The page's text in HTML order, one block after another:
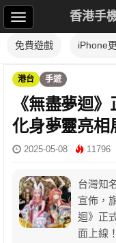
香港手
免費遊戲 iPhone
港台 手遊
《無盡夢迴
化身夢靈亮相
2025-05-08 11796
台灣知
宣佈，
迴》正
面上線